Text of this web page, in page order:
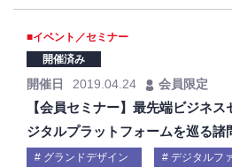
■イベント／セミナー
開催済み
開催日 2019.04.24 会員限定
【会員セミナー】最先端ビジネ
ジタルプラットフォームを巡る諸
グランドデザイン デジタルフ